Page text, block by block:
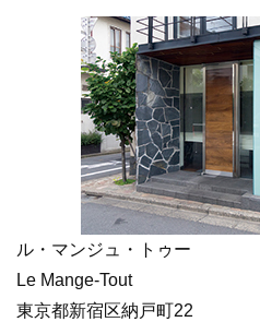
ル・マンジュ・トゥー
Le Mange-Tout
東京都新宿区納戸町22